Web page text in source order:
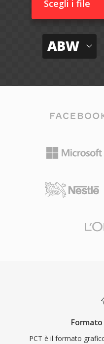
Scegli i file
ABW
Formato
PCT è il formato